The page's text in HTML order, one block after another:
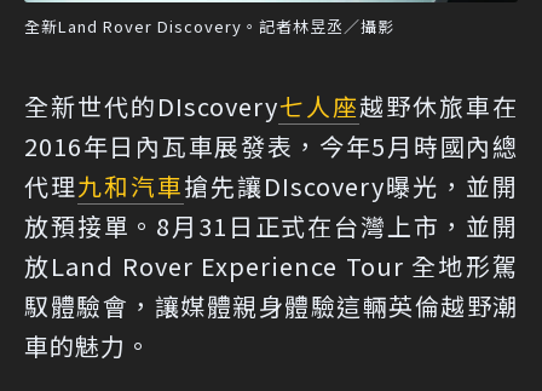
全新Land Rover Discovery。記者林昱丞／攝影
全新世代的DIscovery七人座越野休旅車在
2016年日內瓦車展發表，今年5月時國內總
代理九和汽車搶先讓DIscovery曝光，並開
放預接單。8月31日正式在台灣上市，並開
放Land Rover Experience Tour 全地形駕
馭體驗會，讓媒體親身體驗這輛英倫越野潮
車的魅力。